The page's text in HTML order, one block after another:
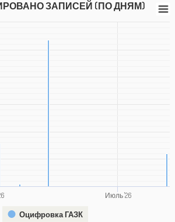
ЗАПИСЕЙ (ПО ДНЯМ)
Июль '26
Оцифровка ГАЗК